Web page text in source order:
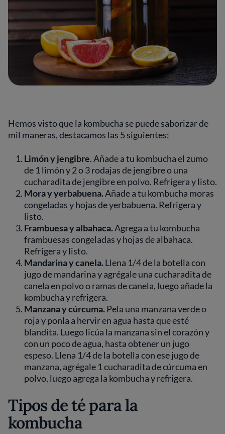
Hemos visto que la kombucha se puede saborizar de
mil maneras, destacamos las 5 siguientes:
Limón y jengibre. Añade a tu kombucha el zumo
de 1 limón y 2 o 3 rodajas de jengibre o una
cucharadita de jengibre en polvo. Refrigera y listo.
Mora y yerbabuena.Añade a tu kombucha moras
congeladas y hojas de yerbabuena. Refrigera y
listo.
Frambuesa y albahaca.Agrega a tu kombucha
frambuesas congeladas y hojas de albahaca.
Refrigera y listo.
Mandarina y canela.Llena 1/4 de la botella con
jugo de mandarina y agrégale una cucharadita de
canela en polvo o ramas de canela, luego añade la
kombucha y refrigera.
Manzana y cúrcuma.Pela una manzana verde o
roja y ponla a hervir en agua hasta que esté
blandita. Luego licúa la manzana sin el corazón y
con un poco de agua, hasta obtener un jugo
espeso. Llena 1/4 de la botella con ese jugo de
manzana, agrégale 1 cucharadita de cúrcuma en
polvo, luego agrega la kombucha y refrigera.
Tipos de té para la
kombucha